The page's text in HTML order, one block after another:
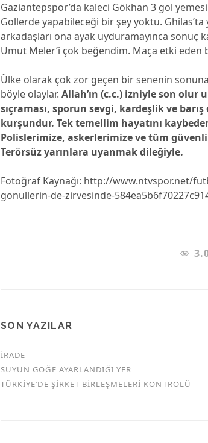
Gaziantepspor’da kaleci Gökhan 3 gol
Gollerde yapabileceği bir şey yoktu. Ghilas’ta
arkadaşları ona ayak uyduramayınca sonuç
Umut Meler’i çok beğendim. Maça etki
Ülke olarak çok zor geçen bir senenin
böyle olaylar.Allah’ın (c.c.) izniyle son olur
sıçraması, sporun sevgi, kardeşlik ve
kurşundur. Tek temellim hayatını
Polislerimize, askerlerimize ve tüm
Terörsüz yarınlara uyanmak dileğiyle.
Fotoğraf Kaynağı: http://www.ntvspor.net/
gonullerin-de-zirvesinde-
SON YAZILAR
İRADE
SUYUN GÖĞE AYARLANDIĞI YER
TÜRKİYE’DE ŞİRKET BİRLEŞMELERİ KONTROLÜ